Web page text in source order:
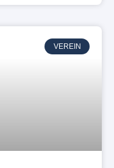
VEREIN